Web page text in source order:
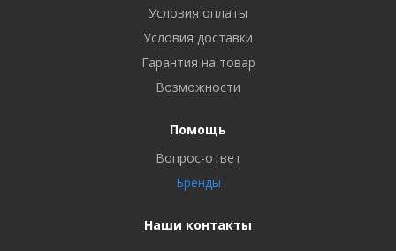
Условия оплаты
Условия доставки
Гарантия на товар
Возможности
Помощь
Вопрос-ответ
Бренды
Наши контакты